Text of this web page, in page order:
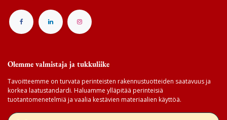
Olemme valmistaja ja tukkuliike
Tavoitteemme on turvata perinteisten rakennustuotteiden saatavuus ja
korkea laatustandardi. Haluamme ylläpitää perinteisiä
tuotantomenetelmiä ja vaalia kestävien materiaalien käyttöä.